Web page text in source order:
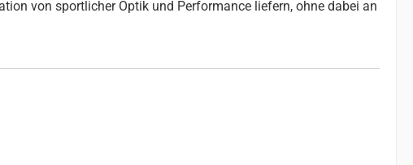
von sportlicher Optik und Performance liefern, ohne dabei an